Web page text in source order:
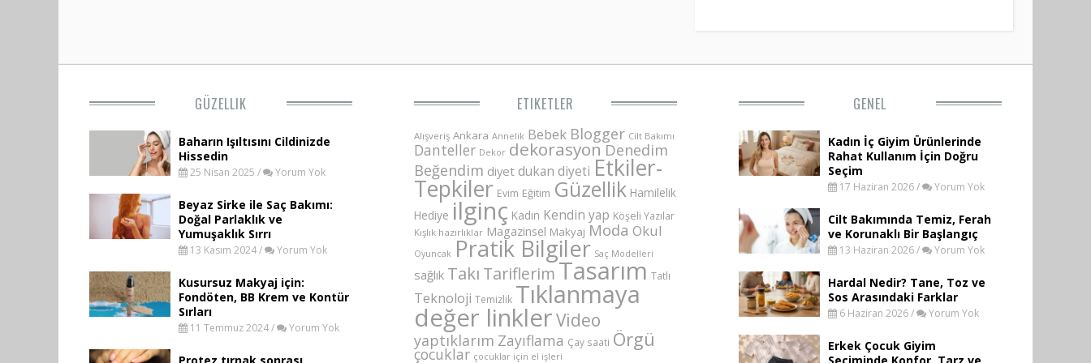
GÜZELLIK
Baharın Işıltısını Cildinizde
Hissedin
25 Nisan 2025 / Yorum Yok
Beyaz Sirke ile Saç Bakımı:
Doğal Parlaklık ve
Yumuşaklık Sırrı
13 Kasım 2024 / Yorum Yok
Kusursuz Makyaj için:
Fondöten, BB Krem ve Kontür
Sırları
11 Temmuz 2024 / Yorum Yok
ETIKETLER
Alışveriş Ankara Annelik Bebek Blogger Cilt Bakımı
Danteller Dekor dekorasyon Denedim
Beğendim diyet dukan diyeti Etkiler-
Tepkiler Evim Eğitim Güzellik Hamilelik
Hediye ilginç Kadın Kendin yap Köşeli Yazılar
Kışlık hazırlıklar Magazinsel Makyaj Moda Okul
Oyuncak Pratik Bilgiler Saç Modelleri
sağlık Takı Tariflerim Tasarım Tatlı
Teknoloji Temizlik Tıklanmaya
değer linklerVideo
yaptıklarım Zayıflama Çay saati Örgü
çocuklar çocuklar için el işleri
GENEL
Kadın İç Giyim Ürünlerinde
Rahat Kullanım İçin Doğru
Seçim
17 Haziran 2026 / Yorum Yok
Cilt Bakımında Temiz, Ferah
ve Korunaklı Bir Başlangıç
13 Haziran 2026 / Yorum Yok
Hardal Nedir? Tane, Toz ve
Sos Arasındaki Farklar
6 Haziran 2026 / Yorum Yok
Erkek Çocuk Giyim